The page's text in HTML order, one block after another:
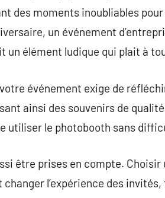
des moments inoubliables
un événement
élément ludique qui plait à
événement exige de
ainsi des souvenirs de
utiliser le photobooth sans
être prises en compte. Choisir
l’expérience des